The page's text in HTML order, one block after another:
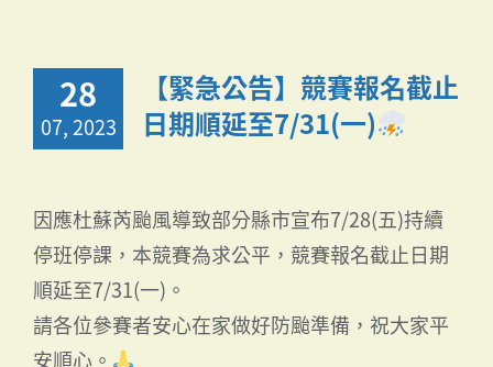
28
07, 2023
【緊急公告】競賽報名截止
日期順延至7/31(一)
因應杜蘇芮颱風導致部分縣市宣布7/28(五)持續
停班停課，本競賽為求公平，競賽報名截止日期
順延至7/31(一)。
請各位參賽者安心在家做好防颱準備，祝大家平
安順心。